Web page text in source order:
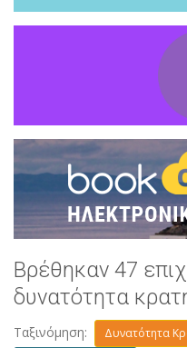
Βρέθηκαν 47
δυνατότητα
Ταξινόμηση: Δυνατότητα